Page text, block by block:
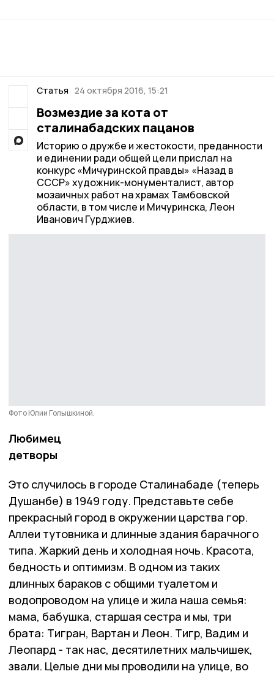
Статья 24 октября 2016, 15:21
Возмездие за кота от
сталинабадских пацанов
Историю о дружбе и жестокости, преданности
и единении ради общей цели прислал на
конкурс «Мичуринской правды» «Назад в
СССР» художник-монументалист, автор
мозаичных работ на храмах Тамбовской
области, в том числе и Мичуринска, Леон
Иванович Гурджиев.
Фото Юлии Голышкиной.
Любимец
детворы
Это случилось в городе Сталинабаде (теперь
Душанбе) в 1949 году. Представьте себе
прекрасный город в окружении царства гор.
Аллеи тутовника и длинные здания барачного
типа. Жаркий день и холодная ночь. Красота,
бедность и оптимизм. В одном из таких
длинных бараков с общими туалетом и
водопроводом на улице и жила наша семья:
мама, бабушка, старшая сестра и мы, три
брата: Тигран, Вартан и Леон. Тигр, Вадим и
Леопард - так нас, десятилетних мальчишек,
звали. Целые дни мы проводили на улице, во